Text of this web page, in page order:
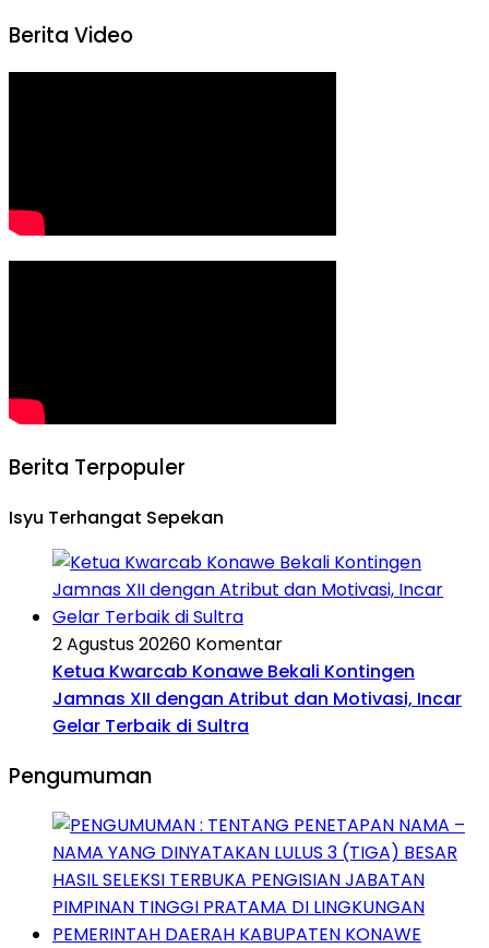
Berita Video
Berita Terpopuler
Isyu Terhangat Sepekan
2 Agustus 20260 Komentar
Ketua Kwarcab Konawe Bekali Kontingen
Jamnas XII dengan Atribut dan Motivasi, Incar
Gelar Terbaik di Sultra
Pengumuman